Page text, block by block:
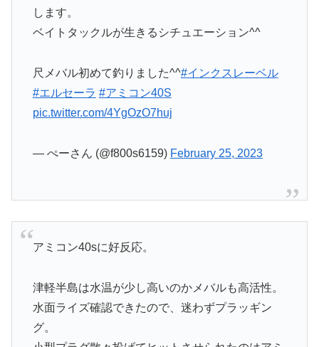
します。
ベイトタックルが生きるシチュエーション^^
尺メバル初めて釣りました^^#インクスレーベル
#エルセーラ #アミコン40S
pic.twitter.com/4YgOzO7huj
— ぺーさん (@f800s6159) February 25, 2023
アミコン40sに好反応。
津軽半島は水温が少し高いのかメバルも高活性。
水面ライズ確認できたので、迷わずプラッギン
グ。